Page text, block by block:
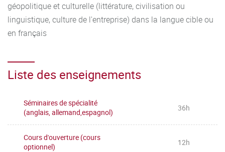
géopolitique et culturelle (littérature, civilisation ou
linguistique, culture de l'entreprise) dans la langue cible ou
en français
Liste des enseignements
Séminaires de spécialité
(anglais, allemand,espagnol)
36h
Cours d'ouverture (cours
optionnel)
12h